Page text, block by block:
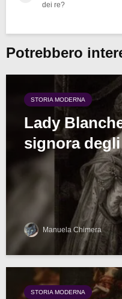
dei re?
Potrebbero
STORIA MODERNA
Lady
signora
Manuela Chimera
STORIA MODERNA